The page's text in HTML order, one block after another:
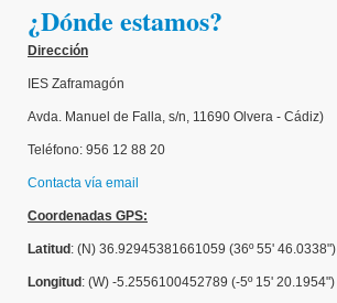
¿Dónde estamos?
Dirección
IES Zaframagón
Avda. Manuel de Falla, s/n, 11690 Olvera - Cádiz)
Teléfono: 956 12 88 20
Contacta vía email
Coordenadas GPS:
Latitud : (N) 36.92945381661059 (36º 55' 46.0338")
Longitud : (W) -5.2556100452789 (-5º 15' 20.1954")